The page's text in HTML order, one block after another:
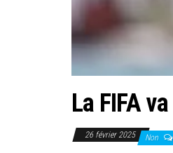
La FIFA
26 février 2025 Non